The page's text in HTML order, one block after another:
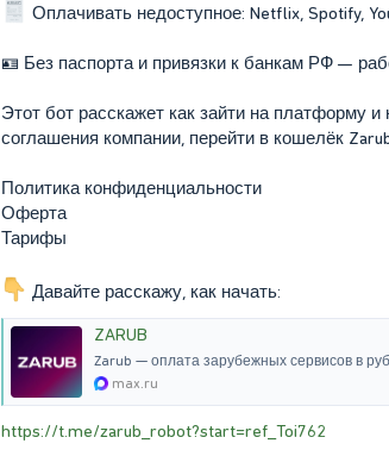
Оплачивать недоступное: Netflix, Spotify,
🪪 Без паспорта и привязки к банкам РФ —
Этот бот расскажет как зайти на платформу
соглашения компании, перейти в кошелёк
Политика конфиденциальности
Оферта
Тарифы
Давайте расскажу, как начать:
ZARUB
Zarub — оплата зарубежных сервисов в
max.ru
https://t.me/zarub_robot?start=ref_Toi762